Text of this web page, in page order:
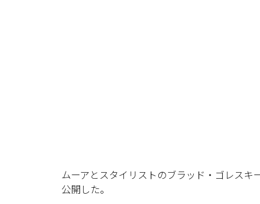
ムーアとスタイリストのブラッド・ゴレス
公開した。